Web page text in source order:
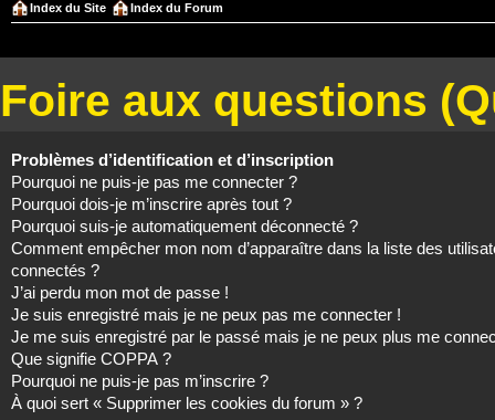
Index du Site Index du Forum
Foire aux questions
Problèmes d’identification et d’inscription
Pourquoi ne puis-je pas me connecter ?
Pourquoi dois-je m’inscrire après tout ?
Pourquoi suis-je automatiquement déconnecté ?
Comment empêcher mon nom d’apparaître dans la liste des
connectés ?
J’ai perdu mon mot de passe !
Je suis enregistré mais je ne peux pas me connecter !
Je me suis enregistré par le passé mais je ne peux plus me
Que signifie COPPA ?
Pourquoi ne puis-je pas m’inscrire ?
À quoi sert « Supprimer les cookies du forum » ?